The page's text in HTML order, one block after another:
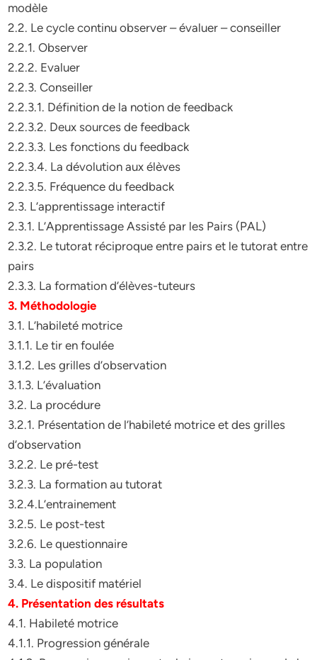
modèle
2.2. Le cycle continu observer – évaluer – conseiller
2.2.1. Observer
2.2.2. Evaluer
2.2.3. Conseiller
2.2.3.1. Définition de la notion de feedback
2.2.3.2. Deux sources de feedback
2.2.3.3. Les fonctions du feedback
2.2.3.4. La dévolution aux élèves
2.2.3.5. Fréquence du feedback
2.3. L’apprentissage interactif
2.3.1. L’Apprentissage Assisté par les Pairs (PAL)
2.3.2. Le tutorat réciproque entre pairs et le tutorat entre
pairs
2.3.3. La formation d’élèves-tuteurs
3. Méthodologie
3.1. L’habileté motrice
3.1.1. Le tir en foulée
3.1.2. Les grilles d’observation
3.1.3. L’évaluation
3.2. La procédure
3.2.1. Présentation de l’habileté motrice et des grilles
d’observation
3.2.2. Le pré-test
3.2.3. La formation au tutorat
3.2.4.L’entrainement
3.2.5. Le post-test
3.2.6. Le questionnaire
3.3. La population
3.4. Le dispositif matériel
4. Présentation des résultats
4.1. Habileté motrice
4.1.1. Progression générale